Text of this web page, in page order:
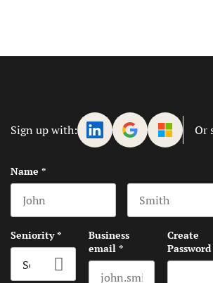
Sign up with: Or
Name *
First name
Last name
Seniority*
Business
email *
Create
Password